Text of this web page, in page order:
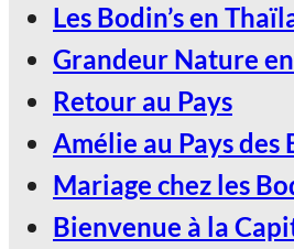
Les Bodin’s en
Grandeur Nature
Retour au Pays
Amélie au Pays des
Mariage chez les
Bienvenue à la